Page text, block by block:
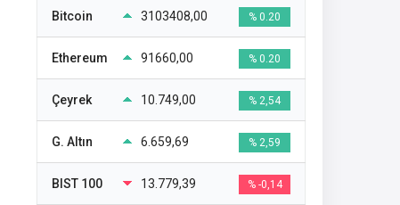
Bitcoin 3103408,00 % 0.20
Ethereum 91660,00 % 0.20
Çeyrek 10.749,00 % 2,54
G. Altın 6.659,69 % 2,59
BIST 100 13.779,39 % -0,14